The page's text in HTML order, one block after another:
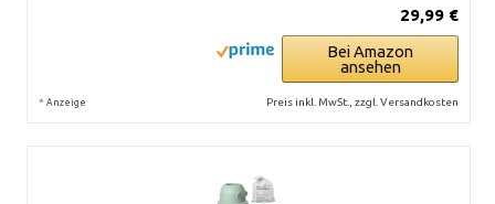
29,99 €
Bei Amazon
ansehen
* Anzeige Preis inkl. MwSt., zzgl. Versandkosten